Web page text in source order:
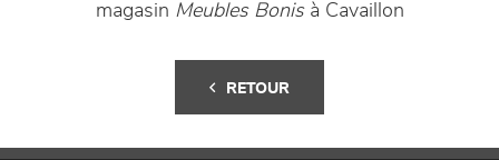
magasin Meubles Bonisà Cavaillon
RETOUR